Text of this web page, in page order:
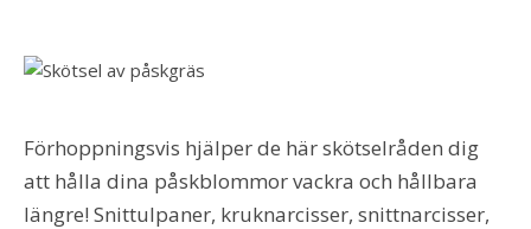
Förhoppningsvis hjälper de här skötselråden dig
att hålla dina påskblommor vackra och hållbara
längre! Snittulpaner, kruknarcisser, snittnarcisser,